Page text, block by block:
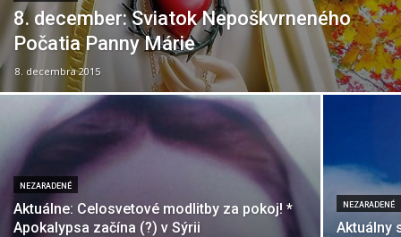
8. december: Sviatok Nepoškvrneného
Počatia Panny Márie
8. decembra 2015
NEZARADENÉ
Aktuálne: Celosvetové modlitby za pokoj! *
Apokalypsa začína (?) v Sýrii
NEZARADENÉ
Aktuálny